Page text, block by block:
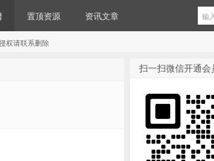
置顶资源 资讯文章
权请联系删除
扫一扫微信开通会